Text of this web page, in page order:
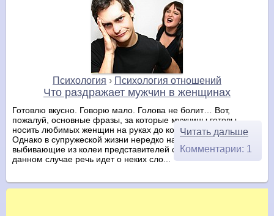
Психология › Психология отношений
Что раздражает мужчин в женщинах
Готовлю вкусно. Говорю мало. Голова не болит… Вот,
пожалуй, основные фразы, за которые мужчины готовы
носить любимых женщин на руках до конца своих дней.
Однако в супружеской жизни нередко настают моменты,
выбивающие из колеи представителей сильного пола. В
данном случае речь идет о неких сло...
Читать дальше
Комментарии: 1